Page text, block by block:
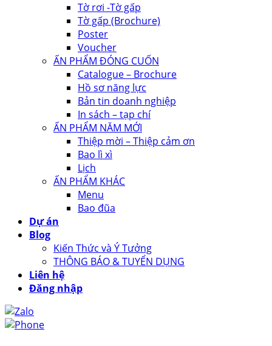
Tờ rơi -Tờ gấp
Tờ gấp (Brochure)
Poster
Voucher
ẤN PHẨM ĐÓNG CUỐN
Catalogue – Brochure
Hồ sơ năng lực
Bản tin doanh nghiệp
In sách – tạp chí
ẤN PHẨM NĂM MỚI
Thiệp mời – Thiệp cảm ơn
Bao lì xì
Lịch
ẤN PHẨM KHÁC
Menu
Bao đũa
Dự án
Blog
Kiến Thức và Ý Tưởng
THÔNG BÁO & TUYỂN DỤNG
Liên hệ
Đăng nhập